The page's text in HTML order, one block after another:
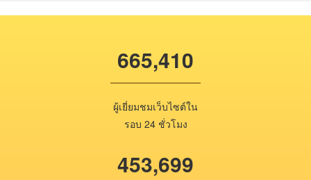
665,410
ผู้เยี่ยมชมเว็บไซต์ใน
รอบ 24 ชั่วโมง
453,699